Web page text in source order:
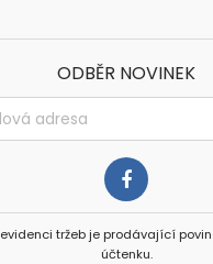
ODBĚR NOVINEK
tržeb je prodávající
účtenku.